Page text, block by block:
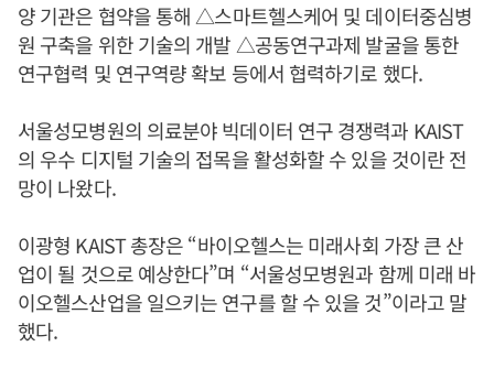
양 기관은 협약을 통해 △스마트헬스케어 및 데이터중심병
원 구축을 위한 기술의 개발 △공동연구과제 발굴을 통한
연구협력 및 연구역량 확보 등에서 협력하기로 했다.
서울성모병원의 의료분야 빅데이터 연구 경쟁력과 KAIST
의 우수 디지털 기술의 접목을 활성화할 수 있을 것이란 전
망이 나왔다.
이광형 KAIST 총장은 “바이오헬스는 미래사회 가장 큰 산
업이 될 것으로 예상한다”며 “서울성모병원과 함께 미래 바
이오헬스산업을 일으키는 연구를 할 수 있을 것”이라고 말
했다.